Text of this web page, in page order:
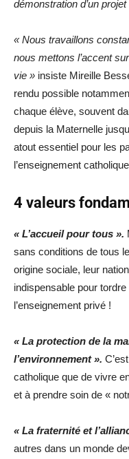
démonstration d’un
« Nous travaillons
nous mettons l’accent
vie » insiste Mireille
rendu possible
chaque élève, souvent
depuis la Maternelle
atout essentiel pour les
l’enseignement
4 valeurs
« L’accueil pour tous ».
sans conditions de tous
origine sociale, leur
indispensable pour
l’enseignement privé !
« La protection de la
l’environnement ».
catholique que de vivre
et à prendre soin de «
« La fraternité et
autres dans un monde